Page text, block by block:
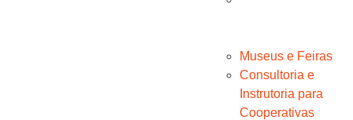
Museus e Feiras
Consultoria e
Instrutoria para
Cooperativas